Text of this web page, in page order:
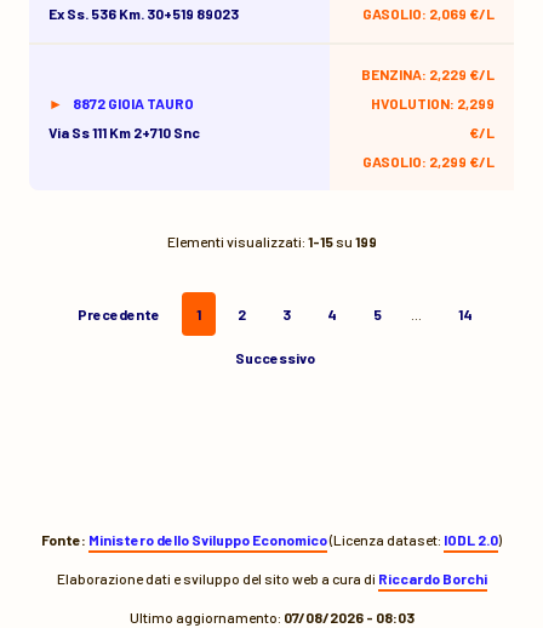
Ex Ss. 536 Km. 30+519 89023
GASOLIO: 2,069 €/L
8872 GIOIA TAURO
Via Ss 111 Km 2+710 Snc
BENZINA: 2,229 €/L
HVOLUTION: 2,299
€/L
GASOLIO: 2,299 €/L
Elementi visualizzati: 1-15su 199
Precedente 1 2 3 4 5 14
Successivo
Fonte: Ministero dello Sviluppo Economico(Licenza dataset: IODL 2.0)
Elaborazione dati e sviluppo del sito web a cura di Riccardo Borchi
Ultimo aggiornamento: 07/08/2026 - 08:03